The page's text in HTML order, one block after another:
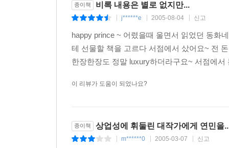
종이책 비록 내용은 별로 없지만...
j******e 2005-08-04 신고
happy prince ~ 어렸을때 울면서 읽었던 동화
테 선물할 책을 고르다 서점에서 샀어요~ 전
한장한장도 정말 luxury하더라구요~ 서점에
이 리뷰가 도움이 되었나요?
종이책 상업성에 휘둘린 대작가에게 연민을
m******0 2005-03-07 신고